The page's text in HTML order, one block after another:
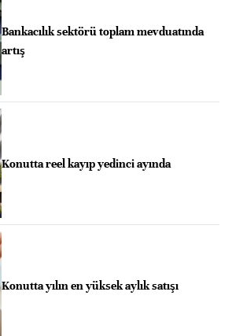
Bankacılık sektörü toplam mevduatında
artış
Konutta reel kayıp yedinci ayında
Konutta yılın en yüksek aylık satışı